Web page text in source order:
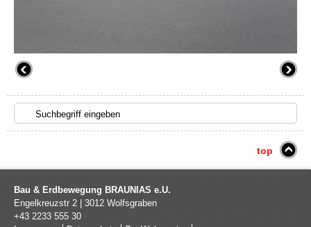
top
Bau & Erdbewegung BRAUNIAS e.U.
Engelkreuzstr 2
3012 Wolfsgraben
+43 2233 555 30